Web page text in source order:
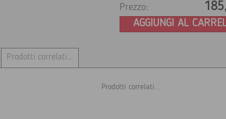
Prezzo:
AGGIUNGI AL
Prodotti correlati...
Prodotti correlati...